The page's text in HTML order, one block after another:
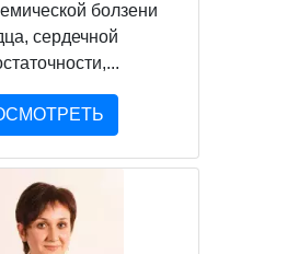
болзени
сердечной